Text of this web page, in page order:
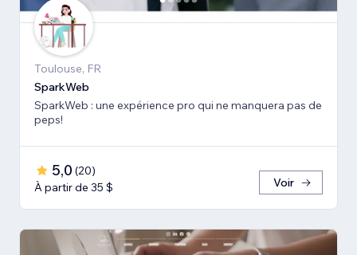
Toulouse, FR
SparkWeb
SparkWeb : une expérience pro qui ne manquera pas de
peps!
5,0 (20)
À partir de 35 $
Voir